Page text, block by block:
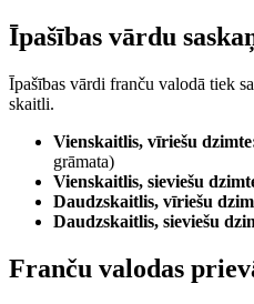
Īpašības vārdu
Īpašības vārdi franču valodā tiek
skaitli.
Vienskaitlis, vīriešu
grāmata)
Vienskaitlis, sieviešu
Daudzskaitlis, vīriešu
Daudzskaitlis, sieviešu
Franču valodas